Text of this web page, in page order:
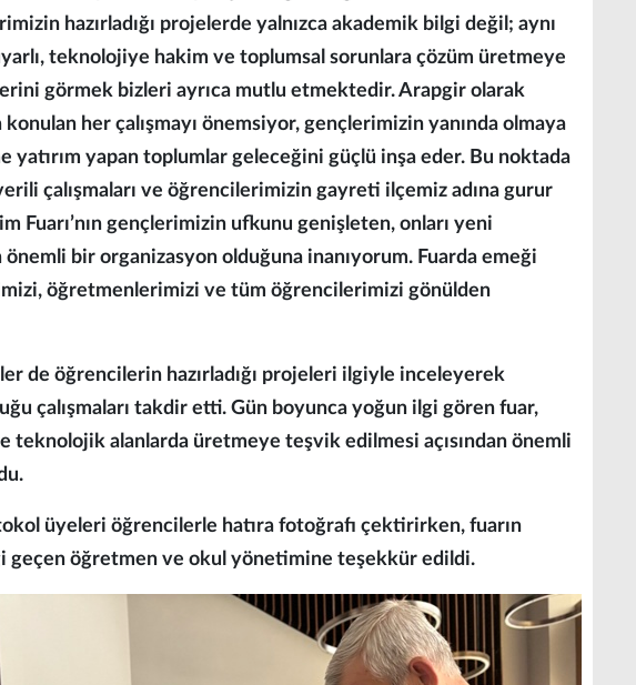
hazırladığı projelerde yalnızca akademik bilgi değil; aynı
teknolojiye hakim ve toplumsal sorunlara çözüm üretmeye
görmek bizleri ayrıca mutlu etmektedir. Arapgir olarak
her çalışmayı önemsiyor, gençlerimizin yanında olmaya
yatırım yapan toplumlar geleceğini güçlü inşa eder. Bu noktada
çalışmaları ve öğrencilerimizin gayreti ilçemiz adına gurur
Fuarı’nın gençlerimizin ufkunu genişleten, onları yeni
bir organizasyon olduğuna inanıyorum. Fuarda emeği
öğretmenlerimizi ve tüm öğrencilerimizi gönülden
de öğrencilerin hazırladığı projeleri ilgiyle inceleyerek
çalışmaları takdir etti. Gün boyunca yoğun ilgi gören fuar,
teknolojik alanlarda üretmeye teşvik edilmesi açısından önemli
üyeleri öğrencilerle hatıra fotoğrafı çektirirken, fuarın
geçen öğretmen ve okul yönetimine teşekkür edildi.